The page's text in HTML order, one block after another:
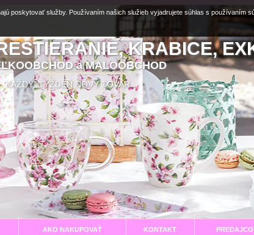
KRABICE,
a MALOOBCHOD
TÝŽDEŇ NOVÝ TOVAR
AKO NAKUPOVAŤ KONTAKT
poskytovať služby. Používaním našich služieb vyjadrujete súhlas s používaním